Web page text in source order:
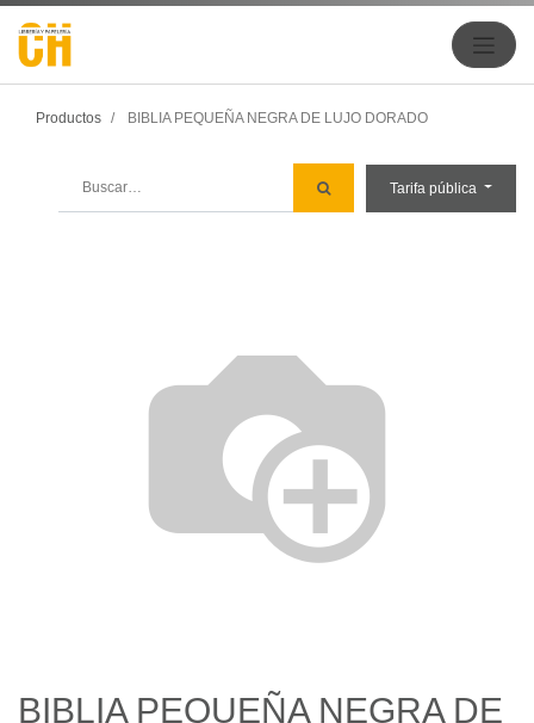
Productos BIBLIA PEQUEÑA NEGRA DE LUJO DORADO
Tarifa pública
BIBLIA PEQUEÑA NEGRA DE